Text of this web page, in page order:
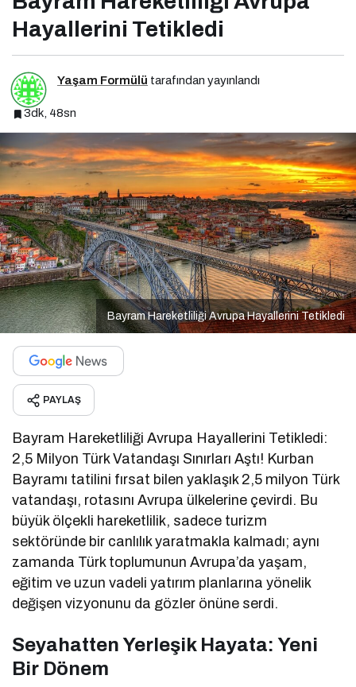
Hayallerini Tetikledi
Yaşam Formülü tarafından yayınlandı
3dk, 48sn
Bayram Hareketliliği Avrupa Hayallerini Tetikledi
PAYLAŞ
Bayram Hareketliliği Avrupa Hayallerini Tetikledi:
2,5 Milyon Türk Vatandaşı Sınırları Aştı! Kurban
Bayramı tatilini fırsat bilen yaklaşık 2,5 milyon Türk
vatandaşı, rotasını Avrupa ülkelerine çevirdi. Bu
büyük ölçekli hareketlilik, sadece turizm
sektöründe bir canlılık yaratmakla kalmadı; aynı
zamanda Türk toplumunun Avrupa’da yaşam,
eğitim ve uzun vadeli yatırım planlarına yönelik
değişen vizyonunu da gözler önüne serdi.
Seyahatten Yerleşik Hayata: Yeni
Bir Dönem